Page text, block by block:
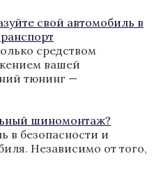
свой автомобиль в
средством
вашей
тюнинг —
шиномонтаж?
в безопасности и
Независимо от того,